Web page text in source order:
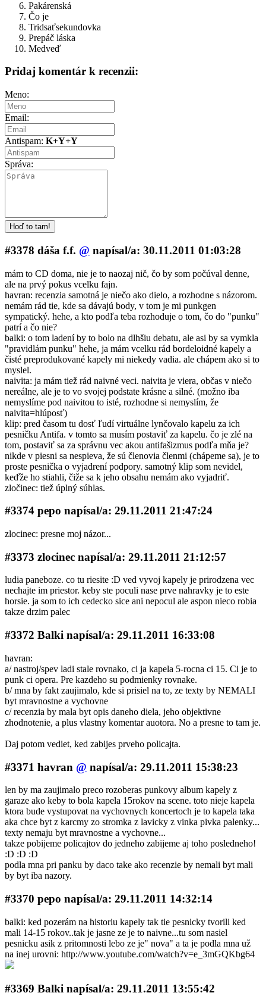
Pakárenská
Čo je
Tridsaťsekundovka
Prepáč láska
Medveď
Pridaj komentár k recenzii:
Meno:
Email:
Antispam: K+Y+Y
Správa:
#3378 dáša f.f. @ napí­sal/a: 30.11.2011 01:03:28
mám to CD doma, nie je to naozaj nič, čo by som počúval denne,
ale na prvý pokus vcelku fajn.
havran: recenzia samotná je niečo ako dielo, a rozhodne s názorom.
nemám rád tie, kde sa dávajú body, v tom je mi punkgen
sympatický. hehe, a kto podľa teba rozhoduje o tom, čo do "punku"
patrí a čo nie?
balki: o tom ladení by to bolo na dlhšiu debatu, ale asi by sa vymkla
"pravidlám punku" hehe, ja mám vcelku rád bordeloidné kapely a
čisté preprodukované kapely mi niekedy vadia. ale chápem ako si to
myslel.
naivita: ja mám tiež rád naivné veci. naivita je viera, občas v niečo
nereálne, ale je to vo svojej podstate krásne a silné. (možno iba
nemyslíme pod naivitou to isté, rozhodne si nemyslím, že
naivita=hlúposť)
klip: pred časom tu dosť ľudí virtuálne lynčovalo kapelu za ich
pesničku Antifa. v tomto sa musím postaviť za kapelu. čo je zlé na
tom, postaviť sa za správnu vec akou antifašizmus podľa mňa je?
nikde v piesni sa nespieva, že sú členovia členmi (chápeme sa), je to
proste pesnička o vyjadrení podpory. samotný klip som nevidel,
keďže ho stiahli, čiže sa k jeho obsahu nemám ako vyjadriť.
zločinec: tiež úplný súhlas.
#3374 pepo napí­sal/a: 29.11.2011 21:47:24
zlocinec: presne moj názor...
#3373 zlocinec napí­sal/a: 29.11.2011 21:12:57
ludia paneboze. co tu riesite :D ved vyvoj kapely je prirodzena vec
nechajte im priestor. keby ste poculi nase prve nahravky je to este
horsie. ja som to ich cedecko sice ani nepocul ale aspon nieco robia
takze drzim palec
#3372 Balki napí­sal/a: 29.11.2011 16:33:08
havran:
a/ nastroj/spev ladi stale rovnako, ci ja kapela 5-rocna ci 15. Ci je to
punk ci opera. Pre kazdeho su podmienky rovnake.
b/ mna by fakt zaujimalo, kde si prisiel na to, ze texty by NEMALI
byt mravnostne a vychovne
c/ recenzia by mala byt opis daneho diela, jeho objektivne
zhodnotenie, a plus vlastny komentar auotora. No a presne to tam je.
Daj potom vediet, ked zabijes prveho policajta.
#3371 havran @ napí­sal/a: 29.11.2011 15:38:23
len by ma zaujimalo preco rozoberas punkovy album kapely z
garaze ako keby to bola kapela 15rokov na scene. toto nieje kapela
ktora bude vystupovat na vychovnych koncertoch je to kapela taka
aka chce byt z karcmy zo stromka z lavicky z vinka pivka palenky...
texty nemaju byt mravnostne a vychovne...
takze pobijeme policajtov do jedneho zabijeme aj toho posledneho!
:D :D :D
podla mna pri panku by daco take ako recenzie by nemali byt mali
by byt iba nazory.
#3370 pepo napí­sal/a: 29.11.2011 14:32:14
balki: ked pozerám na historiu kapely tak tie pesnicky tvorili ked
mali 14-15 rokov..tak je jasne ze je to naivne...tu som nasiel
pesnicku asik z pritomnosti lebo ze je" nova" a ta je podla mna už
na inej urovni: http://www.youtube.com/watch?v=e_3mGQKbg64
#3369 Balki napí­sal/a: 29.11.2011 13:55:42